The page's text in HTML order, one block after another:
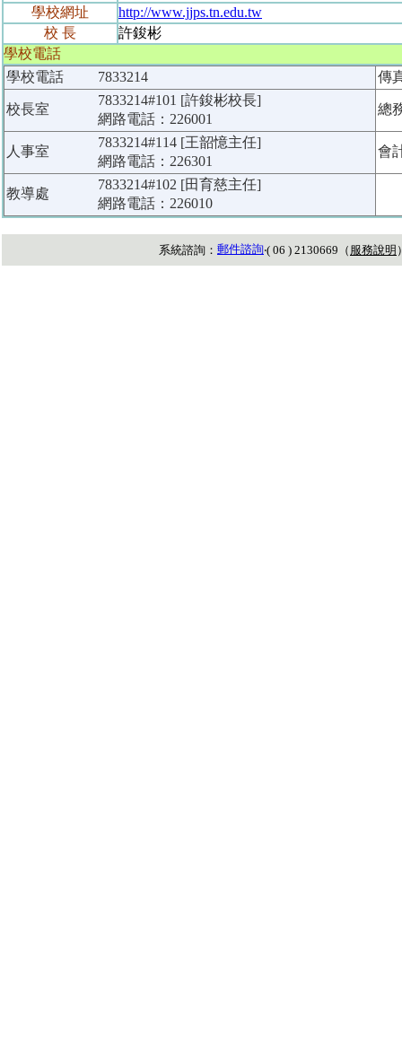
學校網址
http://www.jjps.tn.edu.tw
校 長
許鋑彬
學校電話
學校電話
7833214 傳
校長室
7833214#101 [許鋑彬校長]
網路電話：226001
總
人事室
7833214#114 [王韶憶主任]
網路電話：226301
會
教導處
7833214#102 [田育慈主任]
網路電話：226010
系統諮詢： 郵件諮詢‧( 06 ) 2130669（ 服務說明